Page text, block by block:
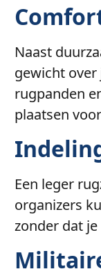
Naast
gewicht
rugpanden
plaatsen
Een leger
organizers
zonder dat